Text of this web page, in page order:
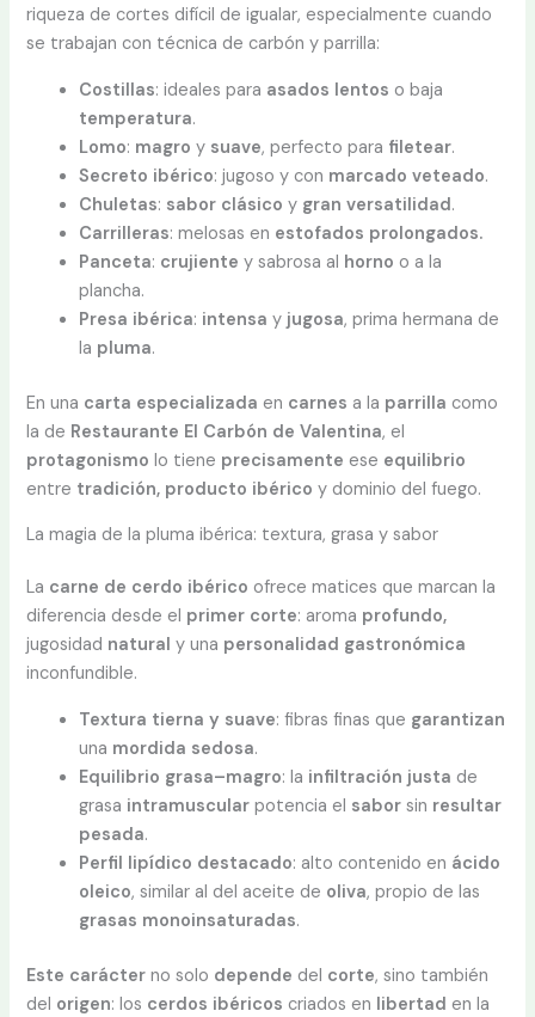
riqueza de cortes difícil de igualar, especialmente cuando
se trabajan con técnica de carbón y parrilla:
Costillas: ideales para asados lentos o baja
temperatura.
Lomo: magro y suave, perfecto para filetear.
Secreto ibérico: jugoso y con marcado veteado.
Chuletas: sabor clásico y gran versatilidad.
Carrilleras: melosas en estofados prolongados.
Panceta: crujiente y sabrosa al horno o a la
plancha.
Presa ibérica: intensa y jugosa, prima hermana de
la pluma.
En una carta especializada en carnes a la parrilla como
la de Restaurante El Carbón de Valentina, el
protagonismo lo tiene precisamente ese equilibrio
entre tradición, producto ibérico y dominio del fuego.
La magia de la pluma ibérica: textura, grasa y sabor
La carne de cerdo ibérico ofrece matices que marcan la
diferencia desde el primer corte: aroma profundo,
jugosidad natural y una personalidad gastronómica
inconfundible.
Textura tierna y suave: fibras finas que garantizan
una mordida sedosa.
Equilibrio grasa–magro: la infiltración justa de
grasa intramuscular potencia el sabor sin resultar
pesada.
Perfil lipídico destacado: alto contenido en ácido
oleico, similar al del aceite de oliva, propio de las
grasas monoinsaturadas.
Este carácter no solo depende del corte, sino también
del origen: los cerdos ibéricos criados en libertad en la